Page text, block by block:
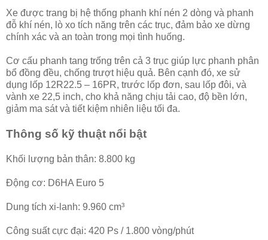
Xe được trang bị hệ thống phanh khí nén 2 dòng và phanh
đỗ khí nén, lò xo tích năng trên các trục, đảm bảo xe dừng
chính xác và an toàn trong mọi tình huống.
Cơ cấu phanh tang trống trên cả 3 trục giúp lực phanh phân
bổ đồng đều, chống trượt hiệu quả. Bên cạnh đó, xe sử
dụng lốp 12R22.5 – 16PR, trước lốp đơn, sau lốp đôi, và
vành xe 22,5 inch, cho khả năng chịu tải cao, độ bền lớn,
giảm ma sát và tiết kiệm nhiên liệu tối đa.
Thông số kỹ thuật nổi bật
Khối lượng bản thân: 8.800 kg
Động cơ: D6HA Euro 5
Dung tích xi-lanh: 9.960 cm³
Công suất cực đại: 420 Ps / 1.800 vòng/phút